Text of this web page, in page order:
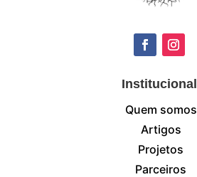
Institucional
Quem somos
Artigos
Projetos
Parceiros